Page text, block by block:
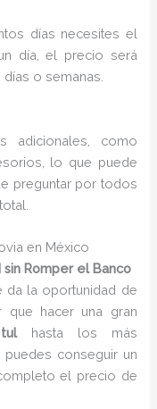
días necesites el
día, el precio será
o semanas.
adicionales, como
lo que puede
preguntar por todos
en México
Romper el Banco
da la oportunidad de
hacer una gran
tulhasta los más
puedes conseguir un
el precio de